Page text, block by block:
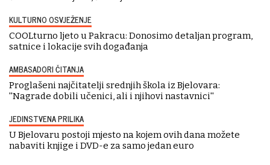
KULTURNO OSVJEŽENJE
COOLturno ljeto u Pakracu: Donosimo detaljan program,
satnice i lokacije svih događanja
AMBASADORI ČITANJA
Proglašeni najčitatelji srednjih škola iz Bjelovara:
''Nagrade dobili učenici, ali i njihovi nastavnici''
JEDINSTVENA PRILIKA
U Bjelovaru postoji mjesto na kojem ovih dana možete
nabaviti knjige i DVD-e za samo jedan euro